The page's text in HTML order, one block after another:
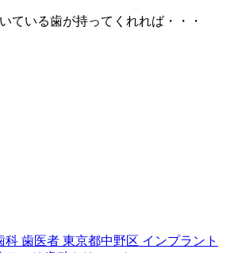
ている歯が持ってくれれば・・・